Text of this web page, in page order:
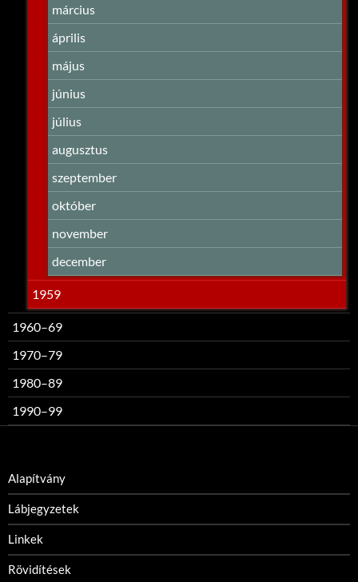
március
április
május
június
július
augusztus
szeptember
október
november
december
1959
1960–69
1970–79
1980–89
1990–99
Alapítvány
Lábjegyzetek
Linkek
Rövidítések